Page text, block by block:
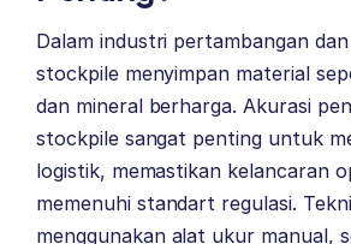
Dalam industri pertambangan
stockpile menyimpan material
dan mineral berharga. Akurasi
stockpile sangat penting untuk
logistik, memastikan kelancaran
memenuhi standart regulasi.
menggunakan alat ukur manual,